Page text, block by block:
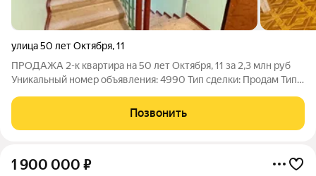
улица 50 лет Октября,11
ПРОДАЖА 2-к квартира на 50 лет Октября, 11 за 2,3 млн руб
Уникальный номер объявления: 4990 Тип сделки: Продам Тип
Октября, д. 11 Цена: 2.3 млн. руб. Продажа Описание: Комнаты
16/14 Кухня 6 Балкона
Позвонить
1 900 000 ₽